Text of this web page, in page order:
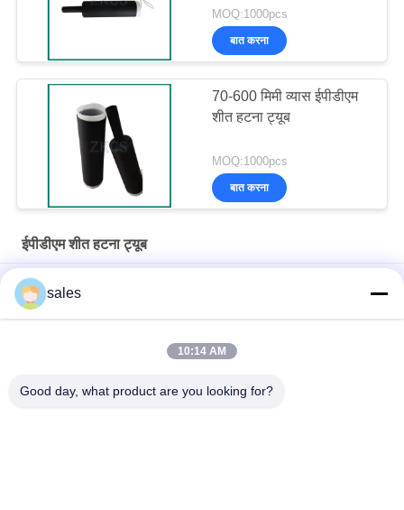
MOQ:1000pcs
बात करना
70-600 मिमी व्यास ईपीडीएम
शीत हटना ट्यूब
MOQ:1000pcs
बात करना
ईपीडीएम शीत हटना ट्यूब
ईपीडीएम कोल्ड सिकुड़ने वाली ट्यूब टेलीकॉम और विद्युत केबलों के लिए विश्वसनीय
मौसम सील
sales
10:14 AM
Good day, what product are you looking for?